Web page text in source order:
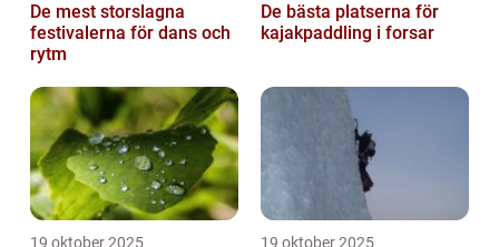
De mest storslagna
festivalerna för dans och
rytm
De bästa platserna för
kajakpaddling i forsar
19 oktober 2025 19 oktober 2025